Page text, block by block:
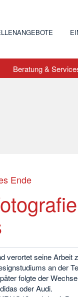
Beratung &
Ende
verortet seine
an der
folgte der
oder Audi.